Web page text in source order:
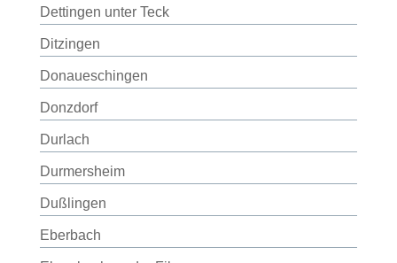
Dettingen unter Teck
Ditzingen
Donaueschingen
Donzdorf
Durlach
Durmersheim
Dußlingen
Eberbach